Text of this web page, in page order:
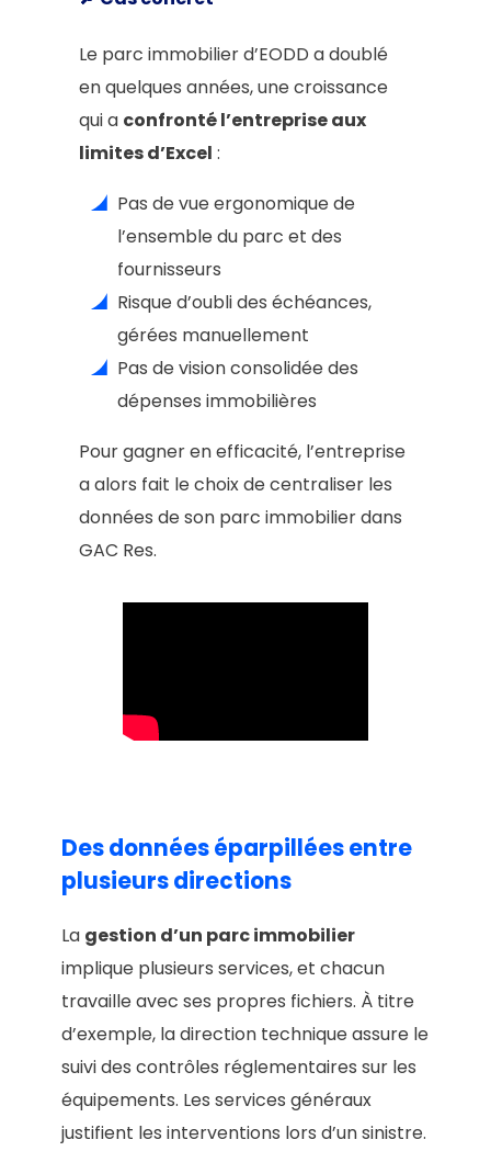
Le parc immobilier d’EODD a doublé
en quelques années, une croissance
qui a confronté l’entreprise aux
limites d’Excel :
Pas de vue ergonomique de
l’ensemble du parc et des
fournisseurs
Risque d’oubli des échéances,
gérées manuellement
Pas de vision consolidée des
dépenses immobilières
Pour gagner en efficacité, l’entreprise
a alors fait le choix de centraliser les
données de son parc immobilier dans
GAC Res.
Des données éparpillées entre
plusieurs directions
La gestion d’un parc immobilier
implique plusieurs services, et chacun
travaille avec ses propres fichiers. À titre
d’exemple, la direction technique assure le
suivi des contrôles réglementaires sur les
équipements. Les services généraux
justifient les interventions lors d’un sinistre.